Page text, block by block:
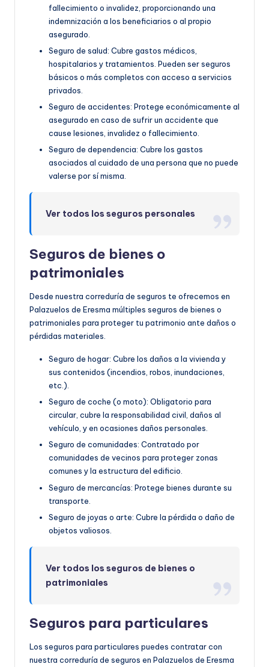
fallecimiento o invalidez, proporcionando una
indemnización a los beneficiarios o al propio
asegurado.
Seguro de salud: Cubre gastos médicos,
hospitalarios y tratamientos. Pueden ser seguros
básicos o más completos con acceso a servicios
privados.
Seguro de accidentes: Protege económicamente al
asegurado en caso de sufrir un accidente que
cause lesiones, invalidez o fallecimiento.
Seguro de dependencia: Cubre los gastos
asociados al cuidado de una persona que no puede
valerse por sí misma.
Ver todos los seguros personales
Seguros de bienes o
patrimoniales
Desde nuestra correduría de seguros te ofrecemos en
Palazuelos de Eresma múltiples seguros de bienes o
patrimoniales para proteger tu patrimonio ante daños o
pérdidas materiales.
Seguro de hogar: Cubre los daños a la vivienda y
sus contenidos (incendios, robos, inundaciones,
etc.).
Seguro de coche (o moto): Obligatorio para
circular, cubre la responsabilidad civil, daños al
vehículo, y en ocasiones daños personales.
Seguro de comunidades: Contratado por
comunidades de vecinos para proteger zonas
comunes y la estructura del edificio.
Seguro de mercancías: Protege bienes durante su
transporte.
Seguro de joyas o arte: Cubre la pérdida o daño de
objetos valiosos.
Ver todos los seguros de bienes o
patrimoniales
Seguros para particulares
Los seguros para particulares puedes contratar con
nuestra correduría de seguros en Palazuelos de Eresma